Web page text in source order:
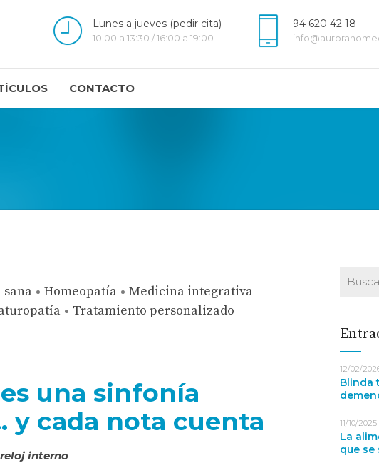
Lunes a jueves (pedir cita)
10:00 a 13:30 / 16:00 a 19:00
94 620 42 18
CONTACTO
sana Homeopatía
Medicina integrativa
Tratamiento personalizado
una sinfonía
y cada nota cuenta
interno
12/02/
Blinda
11/10/2025
La
que se